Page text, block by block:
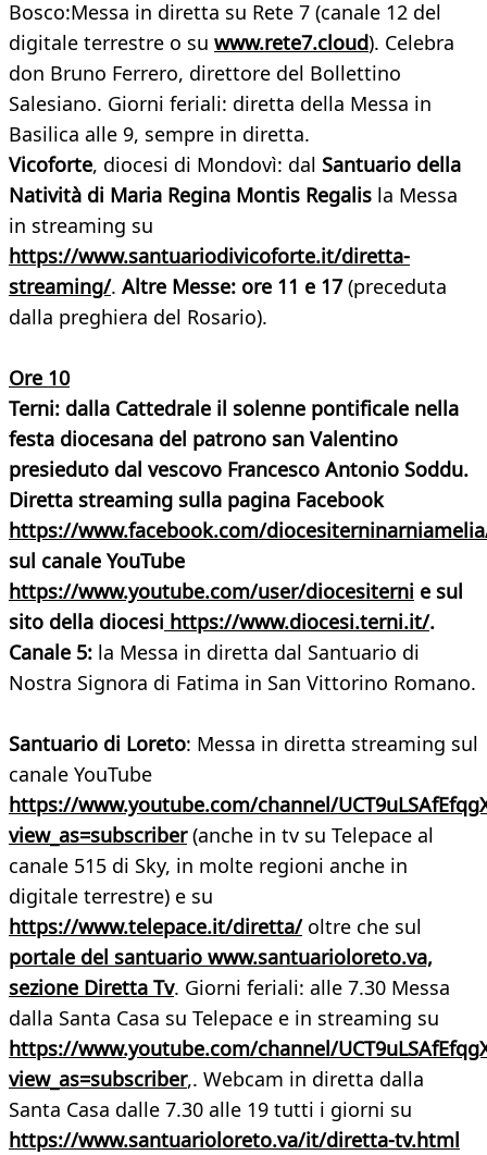
Bosco:Messa in diretta su Rete 7 (canale 12 del
digitale terrestre o su www.rete7.cloud). Celebra
don Bruno Ferrero, direttore del Bollettino
Salesiano. Giorni feriali: diretta della Messa in
Basilica alle 9, sempre in diretta.
Vicoforte, diocesi di Mondovì: dal Santuario della
Natività di Maria Regina Montis Regalis la Messa
in streaming su
https://www.santuariodivicoforte.it/diretta-
streaming/. Altre Messe: ore 11 e 17(preceduta
dalla preghiera del Rosario).
Ore 10
Terni: dalla Cattedrale il solenne pontificale nella
festa diocesana del patrono san Valentino
presieduto dal vescovo Francesco Antonio Soddu.
Diretta streaming sulla pagina Facebook
https://www.facebook.com/
sul canale YouTube
https://www.youtube.com/user/diocesiterni e sul
sito della diocesi https://www.diocesi.terni.it/.
Canale 5: la Messa in diretta dal Santuario di
Nostra Signora di Fatima in San Vittorino Romano.
Santuario di Loreto: Messa in diretta streaming sul
canale YouTube
https://www.youtube.com/channel/
view_as=subscriber(anche in tv su Telepace al
canale 515 di Sky, in molte regioni anche in
digitale terrestre) e su
https://www.telepace.it/diretta/oltre che sul
portale del santuario www.santuarioloreto.va,
sezione Diretta Tv. Giorni feriali: alle 7.30 Messa
dalla Santa Casa su Telepace e in streaming su
https://www.youtube.com/channel/
view_as=subscriber,. Webcam in diretta dalla
Santa Casa dalle 7.30 alle 19 tutti i giorni su
https://www.santuarioloreto.va/it/diretta-tv.html